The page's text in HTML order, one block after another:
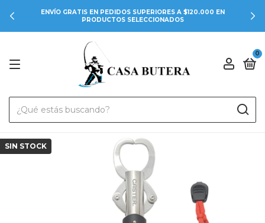
ENVÍO GRATIS EN PEDIDOS SUPERIORES A $120.000 EN
PRODUCTOS SELECCIONADOS
0
SIN STOCK